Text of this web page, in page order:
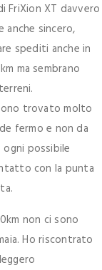
XT davvero
sincero,
spediti anche in
ma sembrano
trovato molto
fermo e non da
possibile
con la punta
non ci sono
Ho riscontrato